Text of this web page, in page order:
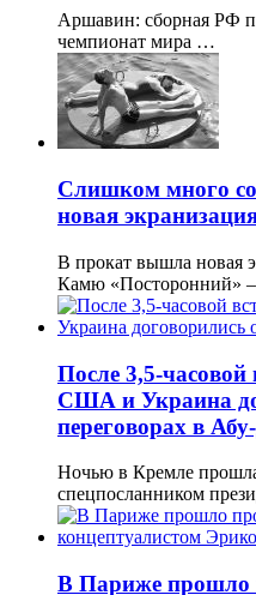
Аршавин: сборная РФ
чемпионат мира …
Слишком много
новая
В прокат вышла новая
Камю «Посторонний»
После 3,5-часовой
США и Украина
переговорах в
Ночью в Кремле
спецпосланником
В Париже прошло